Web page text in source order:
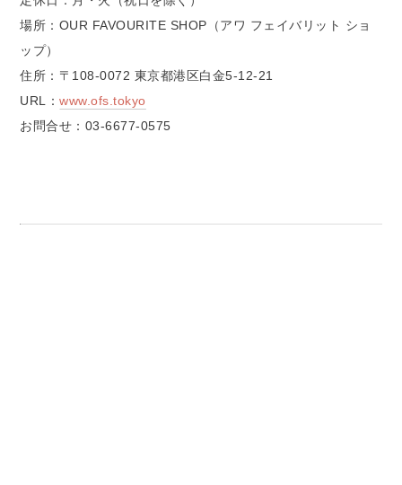
場所：OUR FAVOURITE SHOP（アワ フェイバリット ショ
ップ）
住所：〒108-0072 東京都港区白金5-12-21
URL：www.ofs.tokyo
お問合せ：03-6677-0575